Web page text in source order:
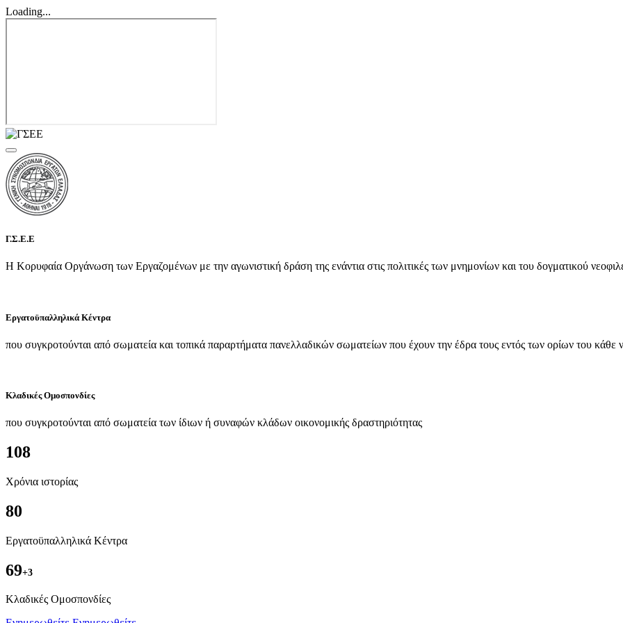
Loading...
Γ.Σ.Ε.Ε
Η Κορυφαία Οργάνωση των Εργαζομένων με την αγωνιστική δράση της ενάντια στις πολιτικές των μνημονίων και του δογματικού
Εργατοϋπαλληλικά Κέντρα
που συγκροτούνται από σωματεία και τοπικά παραρτήματα πανελλαδικών σωματείων που έχουν την έδρα τους εντός των ορίων του κάθε
Κλαδικές Ομοσπονδίες
που συγκροτούνται από σωματεία των ίδιων ή συναφών κλάδων οικονομικής δραστηριότητας
108
Χρόνια ιστορίας
80
Εργατοϋπαλληλικά Κέντρα
69+3
Kλαδικές Ομοσπονδίες